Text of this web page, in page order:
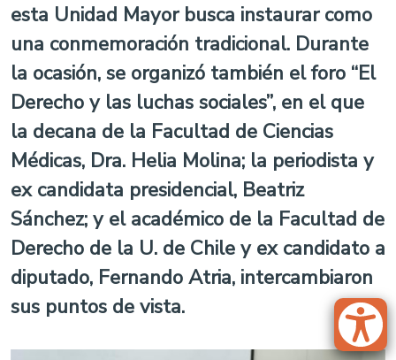
esta Unidad Mayor busca instaurar como
una conmemoración tradicional. Durante
la ocasión, se organizó también el foro “El
Derecho y las luchas sociales”, en el que
la decana de la Facultad de Ciencias
Médicas, Dra. Helia Molina; la periodista y
ex candidata presidencial, Beatriz
Sánchez; y el académico de la Facultad de
Derecho de la U. de Chile y ex candidato a
diputado, Fernando Atria, intercambiaron
sus puntos de vista.